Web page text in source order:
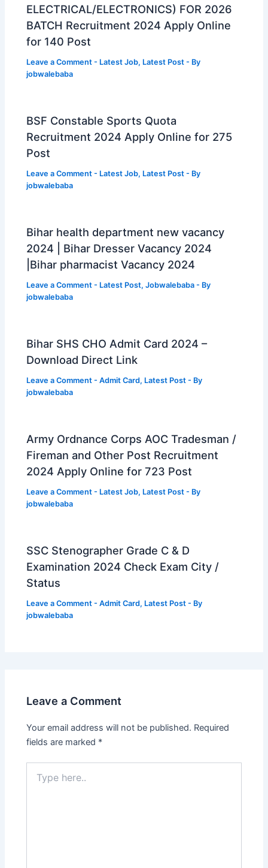
ELECTRICAL/ELECTRONICS) FOR 2026
BATCH Recruitment 2024 Apply Online
for 140 Post
Leave a Comment - Latest Job, Latest Post - By
jobwalebaba
BSF Constable Sports Quota
Recruitment 2024 Apply Online for 275
Post
Leave a Comment - Latest Job, Latest Post - By
jobwalebaba
Bihar health department new vacancy
2024 | Bihar Dresser Vacancy 2024
|Bihar pharmacist Vacancy 2024
Leave a Comment - Latest Post,Jobwalebaba - By
jobwalebaba
Bihar SHS CHO Admit Card 2024 –
Download Direct Link
Leave a Comment -Admit Card, Latest Post - By
jobwalebaba
Army Ordnance Corps AOC Tradesman /
Fireman and Other Post Recruitment
2024 Apply Online for 723 Post
Leave a Comment - Latest Job, Latest Post - By
jobwalebaba
SSC Stenographer Grade C & D
Examination 2024 Check Exam City /
Status
Leave a Comment -Admit Card, Latest Post - By
jobwalebaba
Leave a Comment
Your email address will not be published. Required
fields are marked *
here..